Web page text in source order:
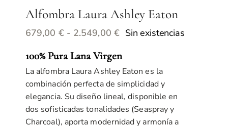
Alfombra Laura Ashley Eaton
679,00 € - 2.549,00 €Rango
precios:
desde
679,00 €
hasta
2.549,00 €
Sin existencias
100% Pura Lana Virgen
La alfombra Laura Ashley Eaton es la
combinación perfecta de simplicidad y
elegancia. Su diseño lineal, disponible en
dos sofisticadas tonalidades (Seaspray y
Charcoal), aporta modernidad y armonía a